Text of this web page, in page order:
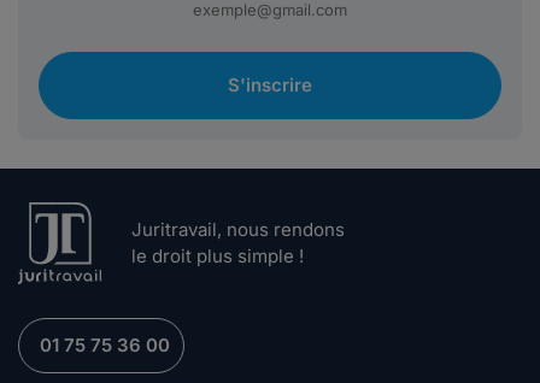
S'inscrire
Juritravail, nous rendons
le droit plus simple !
01 75 75 36 00